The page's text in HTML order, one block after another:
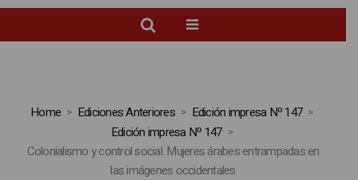
Home Ediciones Anteriores
Edición impresa Nº 147
Edición impresa Nº 147
Colonialismo y control social. Mujeres árabes entrampadas en
las imágenes occidentales